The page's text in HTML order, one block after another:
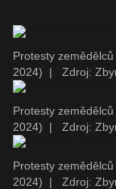
Protesty
2024)
| Zdroj:
Protesty
2024)
| Zdroj:
Protesty
2024)
| Zdroj: